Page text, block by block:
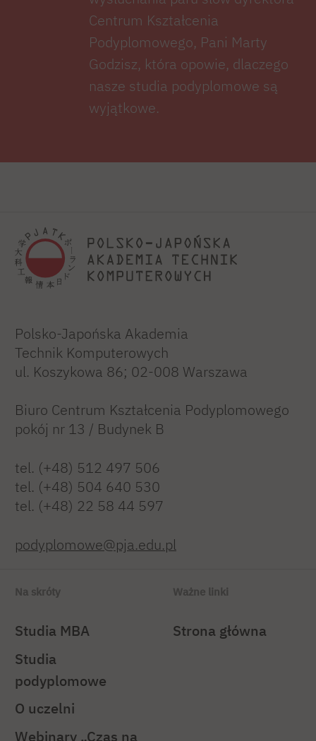
Centrum Kształcenia
Podyplomowego, Pani Marty
Godzisz, która opowie, dlaczego
nasze studia podyplomowe są
wyjątkowe.
Polsko-Japońska Akademia
Technik Komputerowych
ul. Koszykowa 86; 02-008 Warszawa
Biuro Centrum Kształcenia Podyplomowego
pokój nr 13 / Budynek B
tel. (+48) 512 497 506
tel. (+48) 504 640 530
tel. (+48) 22 58 44 597
podyplomowe@pja.edu.pl
Na skróty
Studia MBA
Studia
podyplomowe
O uczelni
Webinary „Czas na
Ważne linki
Strona główna